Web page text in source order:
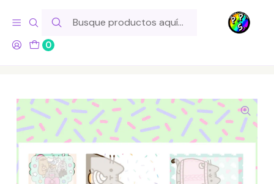
0
Hola! Si tu pedido incluye productos de fabricación propia,
ten en cuenta este tiempo para el despacho
Inicio Lo Hacemos Nosotros